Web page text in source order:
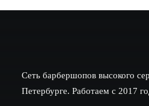
Сеть барбершопов высокого
Петербурге. Работаем с 2017